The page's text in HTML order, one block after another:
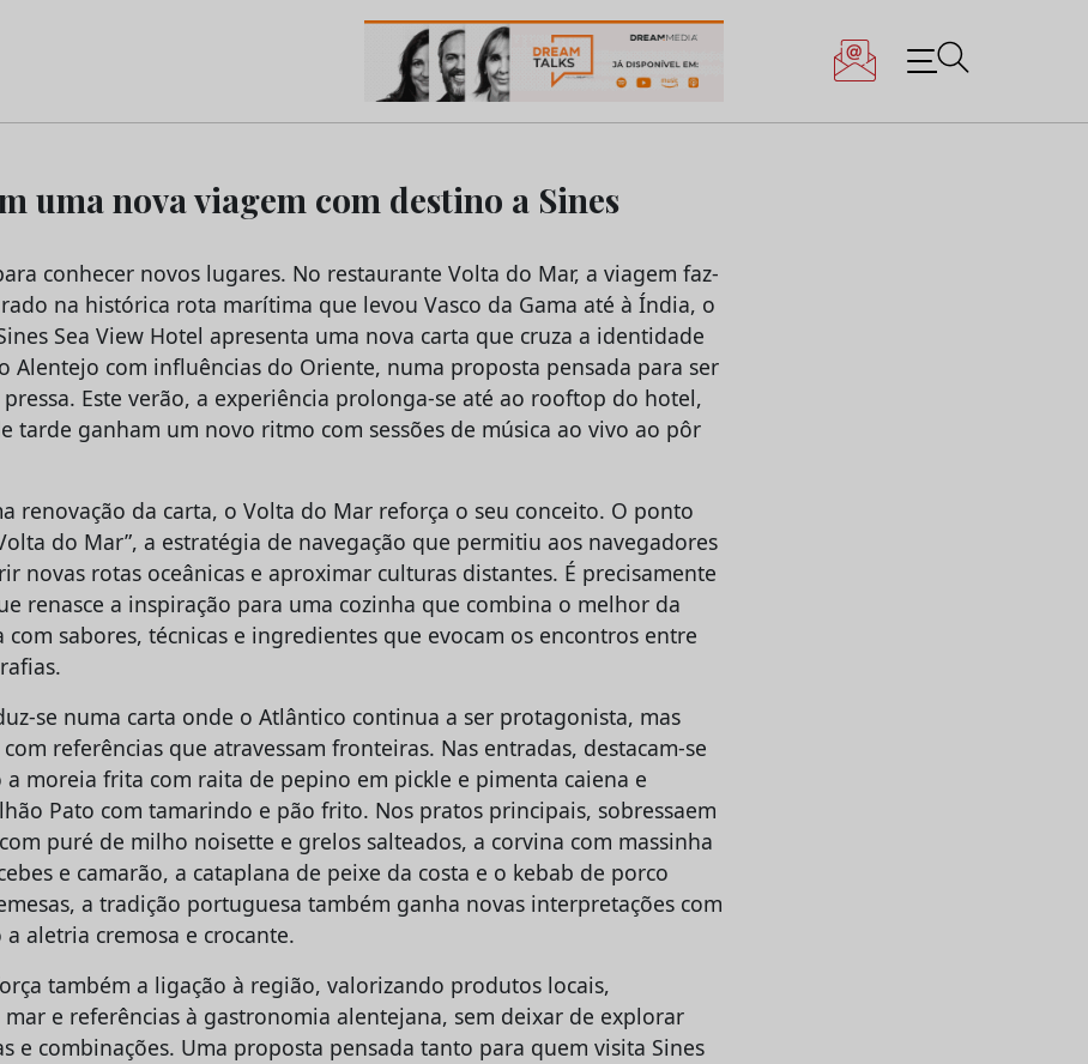
do Marketing e da Publicidade
uma nova viagem com destino a Sines
conhecer novos lugares. No restaurante Volta do Mar, a viagem faz-
na histórica rota marítima que levou Vasco da Gama até à Índia, o
Sea View Hotel apresenta uma nova carta que cruza a identidade
Alentejo com influências do Oriente, numa proposta pensada para ser
Este verão, a experiência prolonga-se até ao rooftop do hotel,
tarde ganham um novo ritmo com sessões de música ao vivo ao pôr
renovação da carta, o Volta do Mar reforça o seu conceito. O ponto
do Mar”, a estratégia de navegação que permitiu aos navegadores
novas rotas oceânicas e aproximar culturas distantes. É precisamente
renasce a inspiração para uma cozinha que combina o melhor da
com sabores, técnicas e ingredientes que evocam os encontros entre
se numa carta onde o Atlântico continua a ser protagonista, mas
referências que atravessam fronteiras. Nas entradas, destacam-se
a moreia frita com raita de pepino em pickle e pimenta caiena e
Pato com tamarindo e pão frito. Nos pratos principais, sobressaem
puré de milho noisette e grelos salteados, a corvina com massinha
e camarão, a cataplana de peixe da costa e o kebab de porco
a tradição portuguesa também ganha novas interpretações com
aletria cremosa e crocante.
também a ligação à região, valorizando produtos locais,
e referências à gastronomia alentejana, sem deixar de explorar
e combinações. Uma proposta pensada tanto para quem visita Sines